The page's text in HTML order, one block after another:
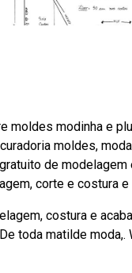
moldes modinha e
moldes,
de
corte e costura
costura e
toda matilde